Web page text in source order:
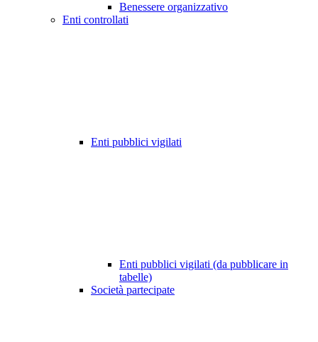
Benessere organizzativo
Enti controllati
Enti pubblici vigilati
Enti pubblici vigilati (da pubblicare in
tabelle)
Società partecipate